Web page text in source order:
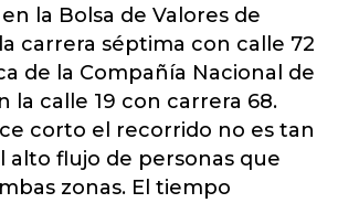
la Bolsa de Valores de
carrera séptima con calle 72
de la Compañía Nacional de
la calle 19 con carrera 68.
corto el recorrido no es tan
alto flujo de personas que
zonas. El tiempo